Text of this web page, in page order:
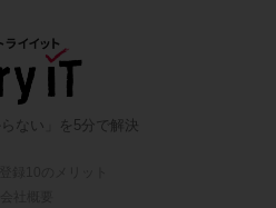
ない」を5分で解決